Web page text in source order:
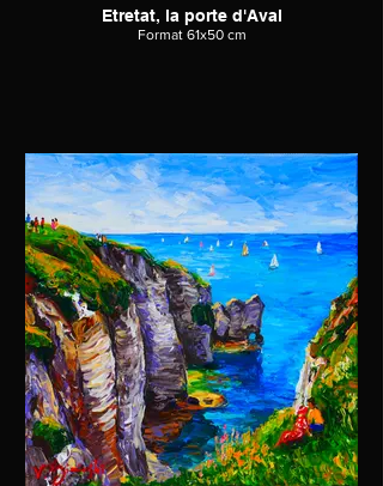
Etretat, la porte d'Aval
Format 61x50 cm